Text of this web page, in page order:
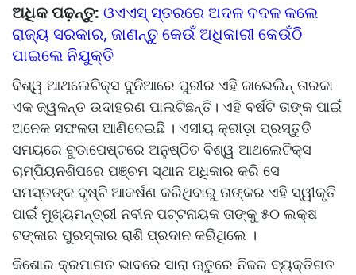
ଅଧିକ ପଢ଼ନ୍ତୁ: ଓଏଏସ୍‌‌ ସ୍ତରରେ ଅଦଳ ବଦଳ କଲେ
ରାଜ୍ୟ ସରକାର, ଜାଣନ୍ତୁ କେଉଁ ଅଧିକାରୀ କେଉଁଠି
ପାଇଲେ ନିଯୁକ୍ତି
ବିଶ୍ୱ ଆଥଲେଟିକ୍ସ ଦୁନିଆରେ ପୁରୀର ଏହି ଜାଭେଲିନ୍ ତାରକା
ଏକ ଜ୍ୱଳନ୍ତ ଉଦାହରଣ ପାଲଟିଛନ୍ତି। ଏହି ବର୍ଷଟି ତାଙ୍କ ପାଇଁ
ଅନେକ ସଫଳତା ଆଣିଦେଇଛି । ଏସୀୟ କ୍ରୀଡ଼ା ପ୍ରସ୍ତୁତି
ସମୟରେ ବୁଡାପେଷ୍ଟରେ ଅନୁଷ୍ଠିତ ବିଶ୍ୱ ଆଥଲେଟିକ୍ସ
ଚାମ୍ପିୟନଶିପରେ ପଞ୍ଚମ ସ୍ଥାନ ଅଧିକାର କରି ସେ
ସମସ୍ତଙ୍କ ଦୃଷ୍ଟି ଆକର୍ଷଣ କରିଥିବାରୁ ତାଙ୍କର ଏହି ସ୍ୱୀକୃତି
ପାଇଁ ମୁଖ୍ୟମନ୍ତ୍ରୀ ନବୀନ ପଟ୍ଟନାୟକ ତାଙ୍କୁ ୫୦ ଲକ୍ଷ
ଟଙ୍କାର ପୁରସ୍କାର ରାଶି ପ୍ରଦାନ କରିଥିଲେ ।
କିଶୋର କ୍ରମାଗତ ଭାବରେ ସାରା ଋତୁରେ ନିଜର ବ୍ୟକ୍ତିଗତ